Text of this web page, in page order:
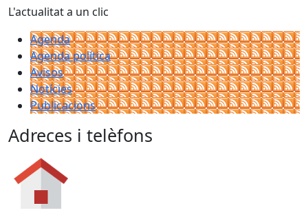
L'actualitat a un clic
Agenda
Agenda política
Avisos
Notícies
Publicacions
Adreces i telèfons